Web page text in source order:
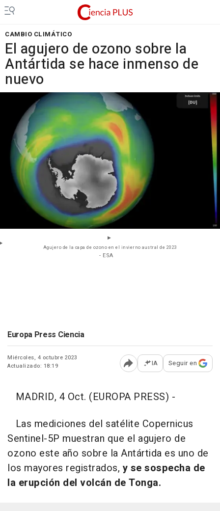
CAMBIO CLIMÁTICO
El agujero de ozono sobre la
Antártida se hace inmenso de
nuevo
Agujero de la capa de ozono en el invierno austral de 2023
- ESA
Europa Press Ciencia
Miércoles, 4 octubre 2023
Actualizado: 18:19
Abrir opciones para
IA Seguir en
MADRID, 4 Oct. (EUROPA PRESS) -
Las mediciones del satélite Copernicus
Sentinel-5P muestran que el agujero de
ozono este año sobre la Antártida es uno de
los mayores registrados, y se sospecha de
la erupción del volcán de Tonga.